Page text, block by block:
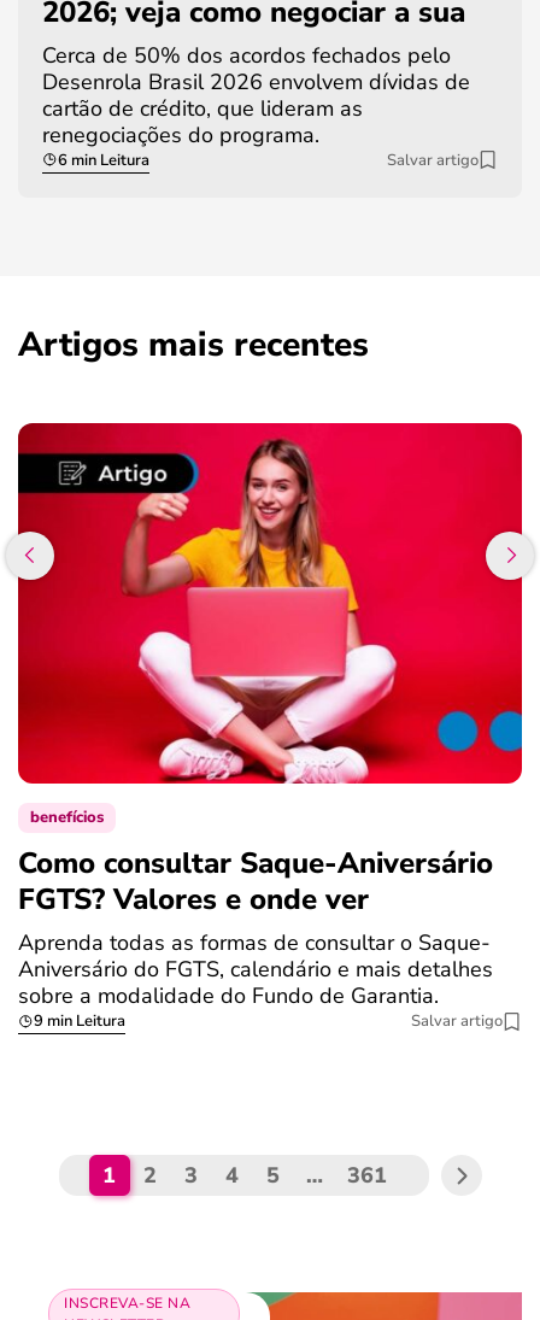
2026; veja como negociar a sua
Cerca de 50% dos acordos fechados pelo
Desenrola Brasil 2026 envolvem dívidas de
cartão de crédito, que lideram as
renegociações do programa.
6 min Leitura Salvar artigo
Artigos mais recentes
benefícios
Como consultar Saque-Aniversário
FGTS? Valores e onde ver
Aprenda todas as formas de consultar o Saque-
Aniversário do FGTS, calendário e mais detalhes
sobre a modalidade do Fundo de Garantia.
9 min Leitura Salvar artigo
1 2 3 4 5 … 361
INSCREVA-SE NA